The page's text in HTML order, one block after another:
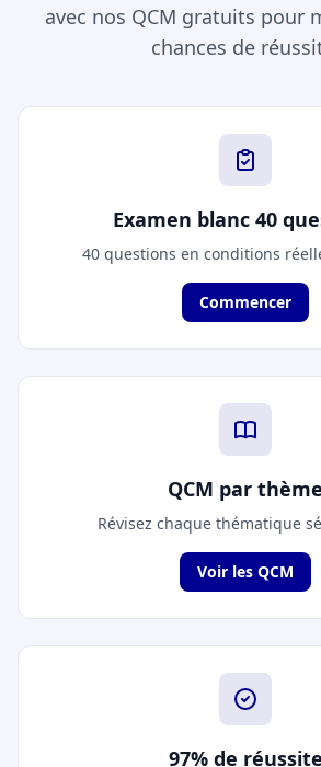
avec nos QCM gratuits pour
chances de
Examen blanc 40
40 questions en conditions
Commencer
QCM par thème
Révisez chaque thématique
Voir les QCM
97% de réussite